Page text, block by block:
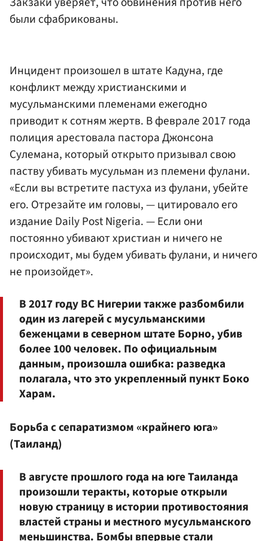
были сфабрикованы.
Инцидент произошел в штате Кадуна, где
конфликт между христианскими и
мусульманскими племенами ежегодно
приводит к сотням жертв. В феврале 2017 года
полиция арестовала пастора Джонсона
Сулемана, который открыто призывал свою
паству убивать мусульман из племени фулани.
«Если вы встретите пастуха из фулани, убейте
его. Отрезайте им головы, — цитировало его
издание Daily Post Nigeria. — Если они
постоянно убивают христиан и ничего не
происходит, мы будем убивать фулани, и ничего
не произойдет».
В 2017 году ВС Нигерии также разбомбили
один из лагерей с мусульманскими
беженцами в северном штате Борно, убив
более 100 человек. По официальным
данным, произошла ошибка: разведка
полагала, что это укрепленный пункт Боко
Харам.
Борьба с сепаратизмом «крайнего юга»
(Таиланд)
В августе прошлого года на юге Таиланда
произошли теракты, которые открыли
новую страницу в истории противостояния
властей страны и местного мусульманского
меньшинства. Бомбы впервые стали